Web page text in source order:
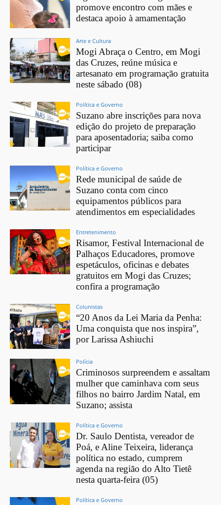
promove encontro com mães e
destaca apoio à amamentação
Arte e Cultura
Mogi Abraça o Centro, em Mogi
das Cruzes, reúne música e
artesanato em programação gratuita
neste sábado (08)
Política e Governo
Suzano abre inscrições para nova
edição do projeto de preparação
para aposentadoria; saiba como
participar
Política e Governo
Rede municipal de saúde de
Suzano conta com cinco
equipamentos públicos para
atendimentos em especialidades
Entretenimento
Risamor, Festival Internacional de
Palhaços Educadores, promove
espetáculos, oficinas e debates
gratuitos em Mogi das Cruzes;
confira a programação
Colunistas
“20 Anos da Lei Maria da Penha:
Uma conquista que nos inspira”,
por Larissa Ashiuchi
Polícia
Criminosos surpreendem e assaltam
mulher que caminhava com seus
filhos no bairro Jardim Natal, em
Suzano; assista
Política e Governo
Dr. Saulo Dentista, vereador de
Poá, e Aline Teixeira, liderança
política no estado, cumprem
agenda na região do Alto Tietê
nesta quarta-feira (05)
Política e Governo